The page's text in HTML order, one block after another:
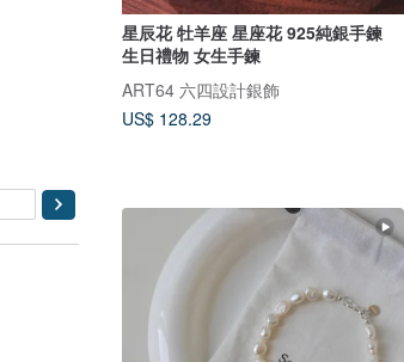
星辰花 牡羊座 星座花 925純銀手鍊
生日禮物 女生手鍊
ART64 六四設計銀飾
US$ 128.29